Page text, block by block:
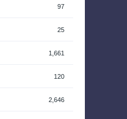
97
25
1,661
120
2,646